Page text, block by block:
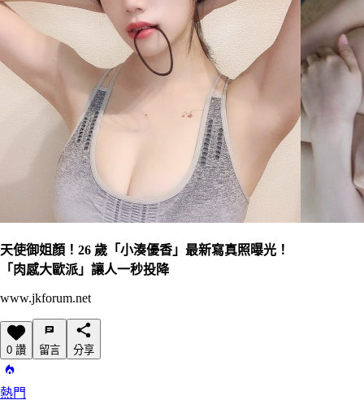
天使御姐顏！26 歲「小湊優香」最新寫真照曝光！
「肉感大歐派」讓人一秒投降
www.jkforum.net
0 讚 留言 分享
熱門